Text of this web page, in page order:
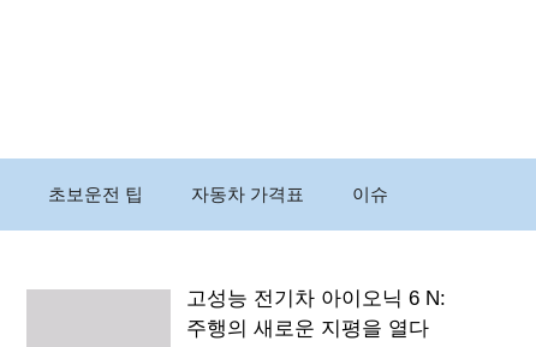
초보운전 팁 자동차 가격표 이슈
고성능 전기차 아이오닉 6 N:
주행의 새로운 지평을 열다